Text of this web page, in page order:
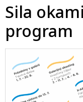
Sila
program